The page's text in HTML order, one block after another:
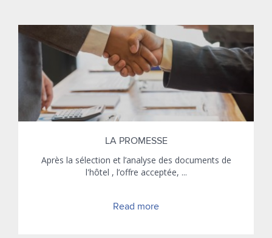
LA PROMESSE
Après la sélection et l’analyse des documents de
l'hôtel , l’offre acceptée, ...
Read more